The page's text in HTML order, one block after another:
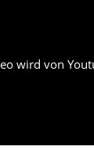
wird von